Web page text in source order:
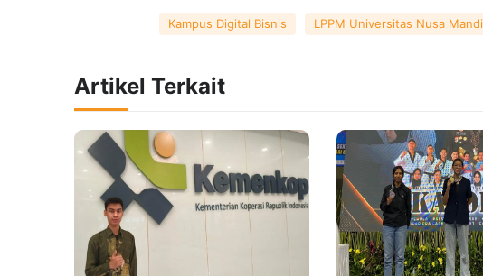
Kampus Digital Bisnis LPPM Universitas Nusa
Artikel Terkait